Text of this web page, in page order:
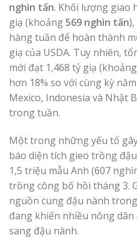
nghìn tấn. Khối lượng giao
giạ (khoảng569 nghìn tấn
hàng tuần để hoàn thành
giạ của USDA. Tuy nhiên,
mới đạt 1,468 tỷ giạ (khoảng
hơn 18% so với cùng kỳ
Mexico, Indonesia và Nhật
trong tuần.
Một trong những yếu tố
báo diện tích gieo trồng
1,5 triệu mẫu Anh (607
trồng công bố hồi tháng 3.
nguồn cung đậu nành
đang khiến nhiều nông
sang đậu nành.